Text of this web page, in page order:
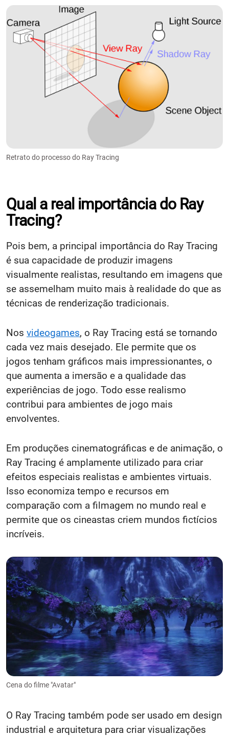
Retrato do processo do Ray Tracing
Qual a real importância do Ray
Tracing?
Pois bem, a principal importância do Ray Tracing
é sua capacidade de produzir imagens
visualmente realistas, resultando em imagens que
se assemelham muito mais à realidade do que as
técnicas de renderização tradicionais.
Nos videogames, o Ray Tracing está se tornando
cada vez mais desejado. Ele permite que os
jogos tenham gráficos mais impressionantes, o
que aumenta a imersão e a qualidade das
experiências de jogo. Todo esse realismo
contribui para ambientes de jogo mais
envolventes.
Em produções cinematográficas e de animação, o
Ray Tracing é amplamente utilizado para criar
efeitos especiais realistas e ambientes virtuais.
Isso economiza tempo e recursos em
comparação com a filmagem no mundo real e
permite que os cineastas criem mundos fictícios
incríveis.
Cena do filme "Avatar"
O Ray Tracing também pode ser usado em design
industrial e arquitetura para criar visualizações